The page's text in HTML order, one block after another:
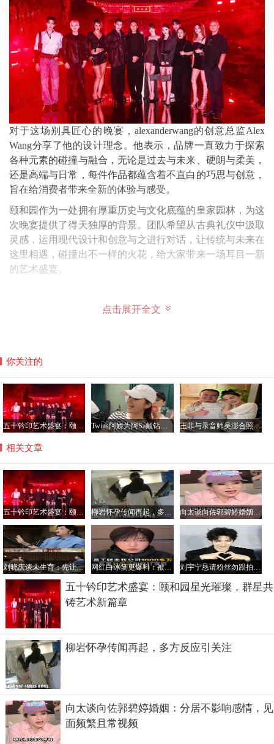
对于这场别具匠心的晚宴，alexanderwang的创意总监Alex
Wang分享了他的设计理念。他表示，品牌一直致力于探索
各种元素的碰撞与融合，无论是过去与未来、硬朗与柔美，
还是高端与日常，每件作品都蕴含着不直白的巧思与创意，
旨在给消费者带来全新的体验与感受。
颐和园作为一处拥有厚重历史与文化底蕴的皇家园林，为这
次晚宴提供了得天独厚的背景。团队希望从古典礼仪中汲取
灵感，运用现代设计和创意与之进行对话，让传统与未来在
这里相遇，碰撞出不一样的火花，给大家带来一场耳目一新
的艺术盛宴。
点击展开全文
你关注的
五十钤印艺术盛宴：颐和园星光璀璨，群星共铸艺术新篇章 Twins阿娇为阿Sa戴钻石项链，阿Sa宣布结婚感情稳定 王菲与录音师吴澎合照曝光，56岁状态惊艳引热议
相关文章
五十钤印艺术盛宴：颐和园星光璀璨，群星共铸艺术新篇章 柳岩怀孕传闻再起，多方反应引关注 向太谈向佐郭碧婷婚姻：分居不影响感情，见面频繁且常视频
刘晓庆谈未生育：先让人生如万花筒，75岁四婚四离无子女 网红白冰复更爆料：被信任员工转走千万资金，官司失利仍坚信正义 刘宇宁恳请粉丝勿跟拍 专注新剧组工作盼理解
五十钤印艺术盛宴：颐和园星光璀璨，群星共
铸艺术新篇章
柳岩怀孕传闻再起，多方反应引关注
向太谈向佐郭碧婷婚姻：分居不影响感情，见
面频繁且常视频